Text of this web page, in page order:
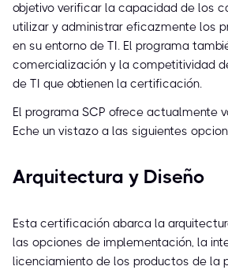
objetivo verificar la capacidad de los
utilizar y administrar eficazmente los
en su entorno de TI. El programa
comercialización y la competitividad
de TI que obtienen la certificación.
El programa SCP ofrece actualmente
Eche un vistazo a las siguientes
Arquitectura y Diseño
Esta certificación abarca la
las opciones de implementación, la
licenciamiento de los productos de la